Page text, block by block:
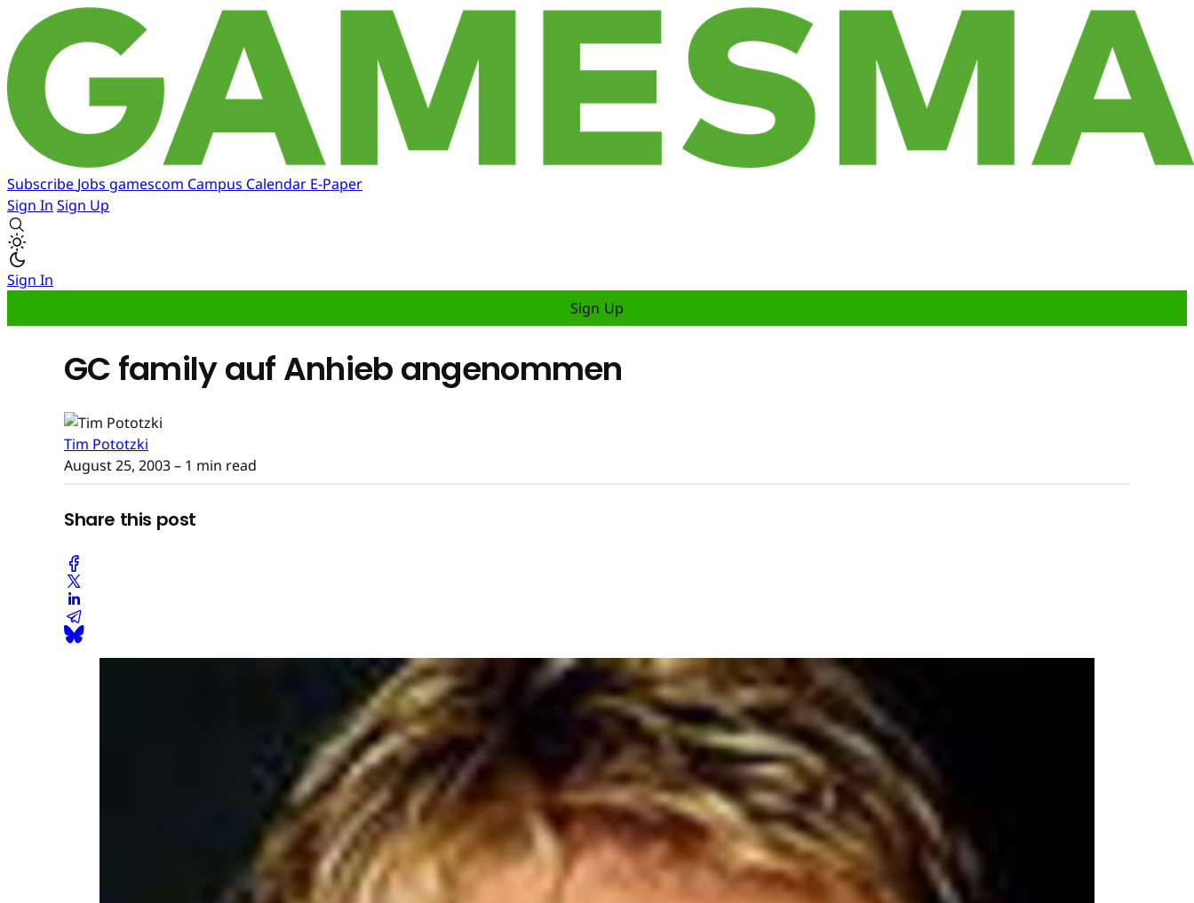
Subscribe Jobs gamescom Campus Calendar E-Paper
Sign In Sign Up
Sign In
Sign Up
GC family auf Anhieb angenommen
Tim Pototzki
August 25, 2003– 1 min read
Share this post